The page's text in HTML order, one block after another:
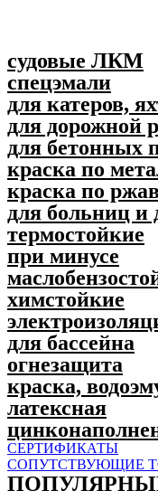
судовые ЛКМ
спецэмали
для катеров,
для дорожной
для бетонных
краска по
краска по
для больниц и
термостойкие
при минусе
химстойкие
для бассейна
огнезащита
краска,
латексная
СЕРТИФИКАТЫ
СОПУТСТВУЮЩИЕ